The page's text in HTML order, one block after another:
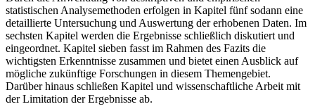
statistischen Analysemethoden erfolgen in Kapitel fünf sodann eine
detaillierte Untersuchung und Auswertung der erhobenen Daten. Im
sechsten Kapitel werden die Ergebnisse schließlich diskutiert und
eingeordnet. Kapitel sieben fasst im Rahmen des Fazits die
wichtigsten Erkenntnisse zusammen und bietet einen Ausblick auf
mögliche zukünftige Forschungen in diesem Themengebiet.
Darüber hinaus schließen Kapitel und wissenschaftliche Arbeit mit
der Limitation der Ergebnisse ab.